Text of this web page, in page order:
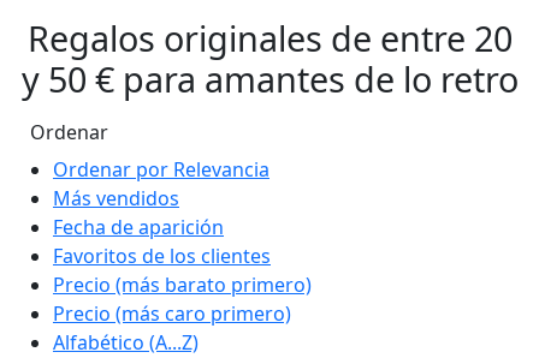
Regalos originales de entre 20
y 50 € para amantes de lo retro
Ordenar
Ordenar por Relevancia
Más vendidos
Fecha de aparición
Favoritos de los clientes
Precio (más barato primero)
Precio (más caro primero)
Alfabético (A...Z)